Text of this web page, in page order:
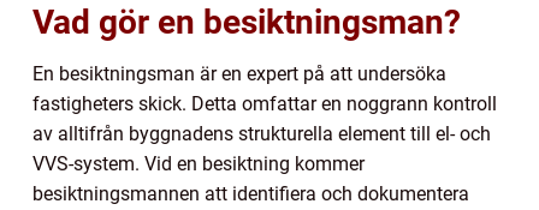
Vad gör en besiktningsman?
En besiktningsman är en expert på att undersöka
fastigheters skick. Detta omfattar en noggrann kontroll
av alltifrån byggnadens strukturella element till el- och
VVS-system. Vid en besiktning kommer
besiktningsmannen att identifiera och dokumentera